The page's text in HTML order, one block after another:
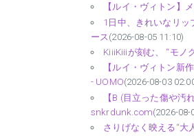
【ルイ・ヴィトン】
1日中、きれいなリッ
ース (2026-08-05 11:10)
KiiiKiiiが刻む、 “モノ
【ルイ・ヴィトン新
- UOMO(2026-08-03
【B (目立った傷や汚
snkrdunk.com(2026-08-
さりげなく映える“大